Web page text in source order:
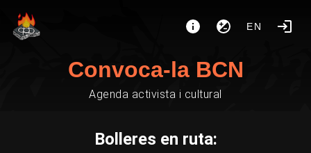
EN
Convoca-la BCN
Agenda activista i cultural
Bolleres en ruta: